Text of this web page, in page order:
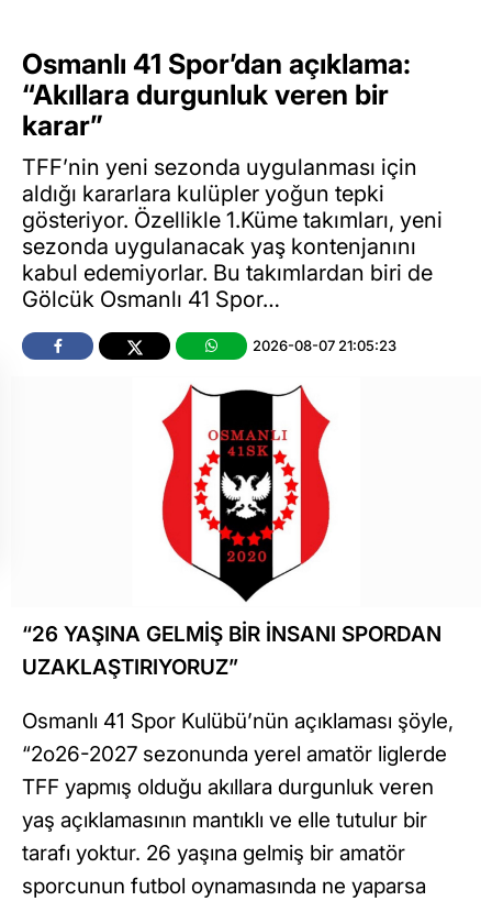
Osmanlı 41 Spor’dan açıklama:
“Akıllara durgunluk veren bir
karar”
TFF’nin yeni sezonda uygulanması için
aldığı kararlara kulüpler yoğun tepki
gösteriyor. Özellikle 1.Küme takımları, yeni
sezonda uygulanacak yaş kontenjanını
kabul edemiyorlar. Bu takımlardan biri de
Gölcük Osmanlı 41 Spor…
2026-08-07 21:05:23
“26 YAŞINA GELMİŞ BİR İNSANI SPORDAN
UZAKLAŞTIRIYORUZ”
Osmanlı 41 Spor Kulübü’nün açıklaması şöyle,
“2o26-2027 sezonunda yerel amatör liglerde
TFF yapmış olduğu akıllara durgunluk veren
yaş açıklamasının mantıklı ve elle tutulur bir
tarafı yoktur. 26 yaşına gelmiş bir amatör
sporcunun futbol oynamasında ne yaparsa